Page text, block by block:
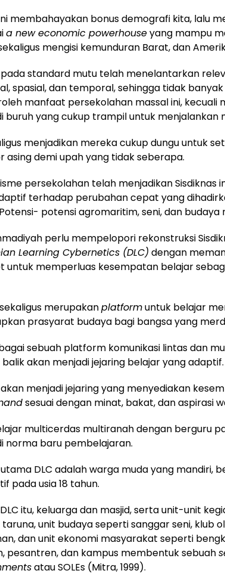
membahayakan bonus demografi kita, lalu
a new economic powerhouseyang mampu
mengisi kemunduran Barat, dan
standard mutu telah menelantarkan
spasial, dan temporal, sehingga tidak
manfaat persekolahan massal ini, kecuali
buruh yang cukup trampil untuk menjalankan
menjadikan mereka cukup dungu untuk
asing demi upah yang tidak seberapa.
persekolahan telah menjadikan Sisdiknas
terhadap perubahan cepat yang
potensi agromaritim, seni, dan budaya
perlu mempelopori rekonstruksi
Learning Cybernetics (DLC) dengan
untuk memperluas kesempatan belajar
sekaligus merupakanplatformuntuk belajar
prasyarat budaya bagi bangsa yang
sebuah platform komunikasi lintas dan
akan menjadi jejaring belajar yang adaptif.
akan menjadi jejaring yang menyediakan
sesuai dengan minat, bakat, dan aspirasi
multicerdas multiranah dengan berguru
norma baru pembelajaran.
DLC adalah warga muda yang mandiri,
pada usia 18 tahun.
itu, keluarga dan masjid, serta unit-unit
unit budaya seperti sanggar seni, klub
dan unit ekonomi masyarakat seperti
pesantren, dan kampus membentuk sebuah
atau SOLEs (Mitra, 1999).